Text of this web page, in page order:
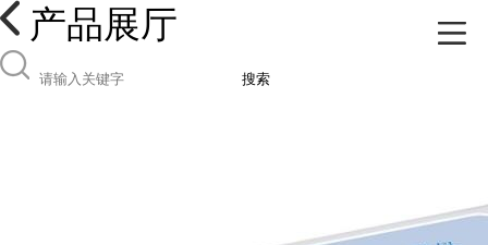
产品展厅
搜索